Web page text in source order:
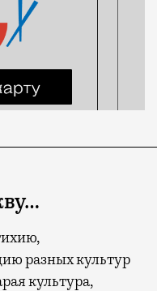
разных культур
культура,